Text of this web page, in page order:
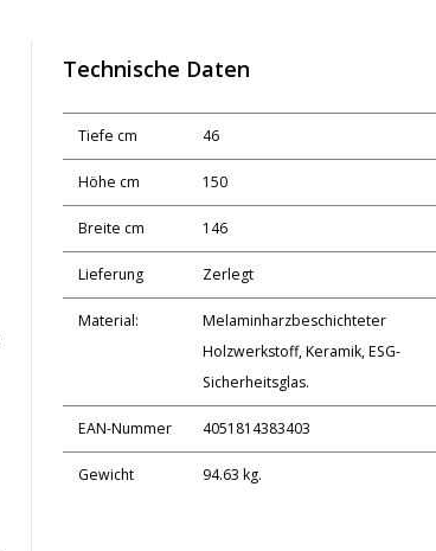
Technische Daten
Tiefe cm 46
Höhe cm 150
Breite cm 146
Lieferung Zerlegt
Material:
Melaminharzbeschichteter
Holzwerkstoff, Keramik, ESG-
Sicherheitsglas.
EAN-Nummer 4051814383403
Gewicht 94.63 kg.